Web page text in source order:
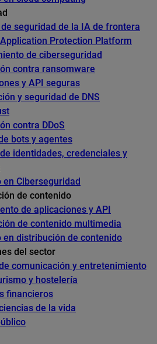
de seguridad de la IA de frontera
Protection Platform
de ciberseguridad
contra ransomware
y API seguras
y seguridad de DNS
contra DDoS
bots y agentes
identidades, credenciales y
en Ciberseguridad
de contenido
de aplicaciones y API
de contenido multimedia
en distribución de contenido
del sector
comunicación y entretenimiento
y hostelería
financieros
de la vida